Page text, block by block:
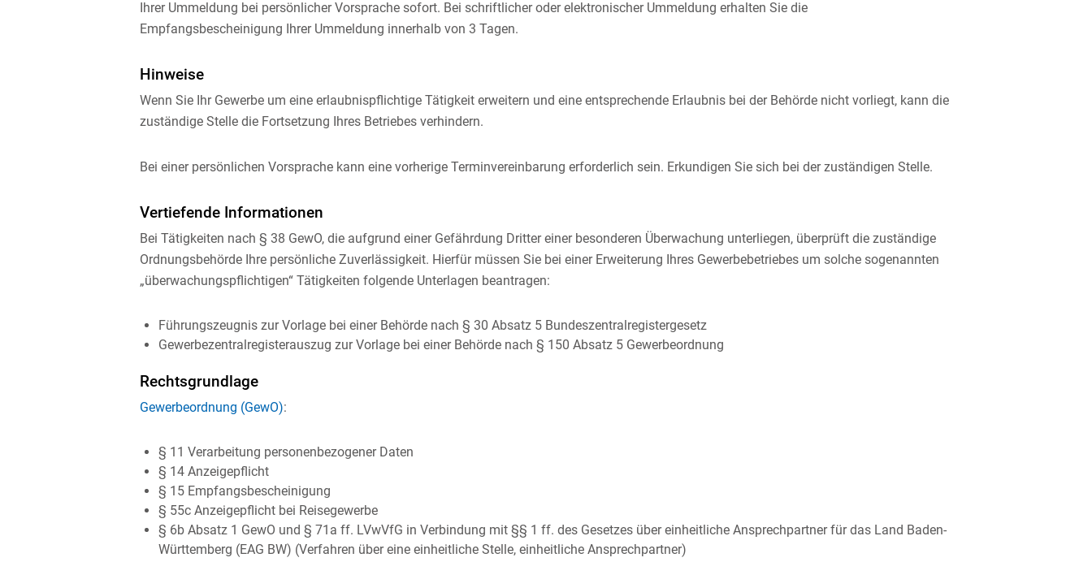
Ihrer Ummeldung bei persönlicher Vorsprache sofort. Bei schriftlicher oder elektronischer Ummeldung erhalten Sie die
Empfangsbescheinigung Ihrer Ummeldung innerhalb von 3 Tagen.
Hinweise
Wenn Sie Ihr Gewerbe um eine erlaubnispflichtige Tätigkeit erweitern und eine entsprechende Erlaubnis bei der Behörde nicht vorliegt, kann die
zuständige Stelle die Fortsetzung Ihres Betriebes verhindern.
Bei einer persönlichen Vorsprache kann eine vorherige Terminvereinbarung erforderlich sein. Erkundigen Sie sich bei der zuständigen Stelle.
Vertiefende Informationen
Bei Tätigkeiten nach § 38 GewO, die aufgrund einer Gefährdung Dritter einer besonderen Überwachung unterliegen, überprüft die zuständige
Ordnungsbehörde Ihre persönliche Zuverlässigkeit. Hierfür müssen Sie bei einer Erweiterung Ihres Gewerbebetriebes um solche sogenannten
„überwachungspflichtigen“ Tätigkeiten folgende Unterlagen beantragen:
Führungszeugnis zur Vorlage bei einer Behörde nach § 30 Absatz 5 Bundeszentralregistergesetz
Gewerbezentralregisterauszug zur Vorlage bei einer Behörde nach § 150 Absatz 5 Gewerbeordnung
Rechtsgrundlage
Gewerbeordnung (GewO):
§ 11 Verarbeitung personenbezogener Daten
§ 14 Anzeigepflicht
§ 15 Empfangsbescheinigung
§ 55c Anzeigepflicht bei Reisegewerbe
§ 6b Absatz 1 GewO und § 71a ff. LVwVfG in Verbindung mit §§ 1 ff. des Gesetzes über einheitliche Ansprechpartner für das Land Baden-
Württemberg (EAG BW) (Verfahren über eine einheitliche Stelle, einheitliche Ansprechpartner)